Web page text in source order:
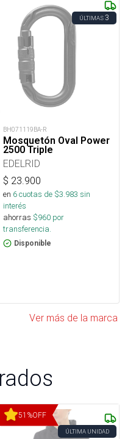
ÚLTIMAS3
BH071119BA-R
Mosquetón Oval Power
2500 Triple
EDELRID
$ 23.900
en 6cuotas de $3.983 sin
interés
ahorras $960 por
transferencia.
Disponible
Ver más de la marca
51 %OFF
ÚLTIMA UNIDAD